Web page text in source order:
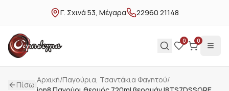
Γ. Σχινά 53, Μέγαρα 22960 21148
0 0
Πίσω|Αρχική/Παγούρια, Τσαντάκια Φαγητού/